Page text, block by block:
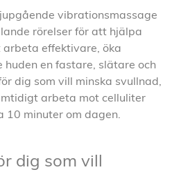
vibrationsmassage
rörelser för att hjälpa
arbeta effektivare, öka
huden en fastare, slätare och
dig som vill minska svullnad,
arbeta mot celluliter
10 minuter om dagen.
dig som vill